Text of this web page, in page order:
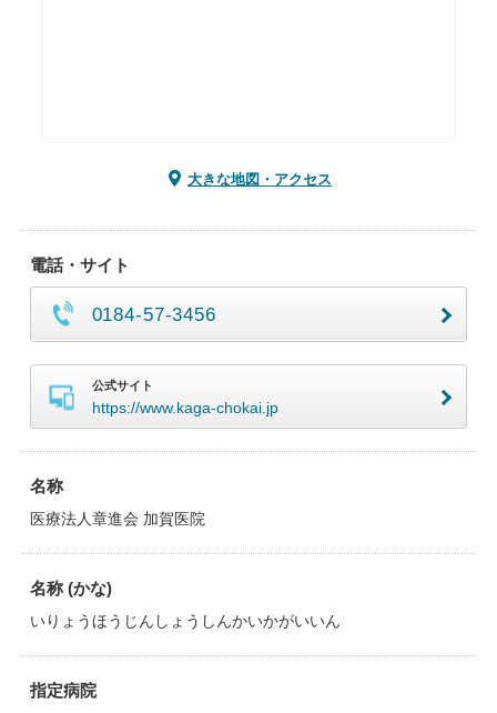
大きな地図・アクセス
電話・サイト
0184-57-3456
公式サイト
https://www.kaga-chokai.jp
名称
医療法人章進会 加賀医院
名称 (かな)
いりょうほうじんしょうしんかいかがいいん
指定病院